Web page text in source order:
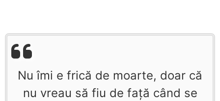
Nu îmi e frică de moarte, doar că
nu vreau să fiu de faţă când se